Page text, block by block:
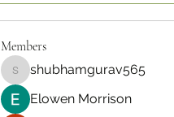
Members
shubhamgurav565
shubhamgurav565
Elowen Morrison